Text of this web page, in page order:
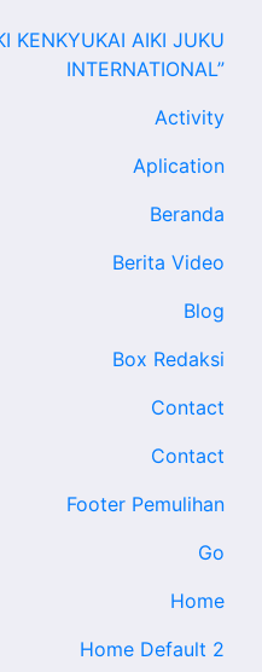
KENKYUKAI AIKI JUKU
INTERNATIONAL”
Activity
Aplication
Beranda
Berita Video
Blog
Box Redaksi
Contact
Contact
Footer Pemulihan
Go
Home
Home Default 2